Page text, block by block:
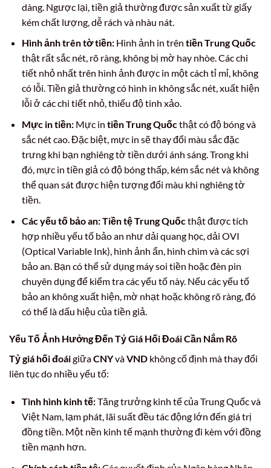
dàng. Ngược lại, tiền giả thường được sản xuất từ giấy
kém chất lượng, dễ rách và nhàu nát.
Hình ảnh trên tờ tiền:Hình ảnh in trên tiền Trung Quốc
thật rất sắc nét, rõ ràng, không bị mờ hay nhòe. Các chi
tiết nhỏ nhất trên hình ảnh được in một cách tỉ mỉ, không
có lỗi. Tiền giả thường có hình in không sắc nét, xuất hiện
lỗi ở các chi tiết nhỏ, thiếu độ tinh xảo.
Mực in tiền:Mực in tiền Trung Quốcthật có độ bóng và
sắc nét cao. Đặc biệt, mực in sẽ thay đổi màu sắc đặc
trưng khi bạn nghiêng tờ tiền dưới ánh sáng. Trong khi
đó, mực in tiền giả có độ bóng thấp, kém sắc nét và không
thể quan sát được hiện tượng đổi màu khi nghiêng tờ
tiền.
Các yếu tố bảo an:Tiền tệ Trung Quốcthật được tích
hợp nhiều yếu tố bảo an như dải quang học, dải OVI
(Optical Variable Ink), hình ảnh ẩn, hình chìm và các sợi
bảo an. Bạn có thể sử dụng máy soi tiền hoặc đèn pin
chuyên dụng để kiểm tra các yếu tố này. Nếu các yếu tố
bảo an không xuất hiện, mờ nhạt hoặc không rõ ràng, đó
có thể là dấu hiệu của tiền giả.
Yếu Tố Ảnh Hưởng Đến Tỷ Giá Hối Đoái Cần Nắm Rõ
Tỷ giá hối đoáigiữaCNYvàVND không cố định mà thay đổi
liên tục do nhiều yếu tố:
Tình hình kinh tế:Tăng trưởng kinh tế của Trung Quốc và
Việt Nam, lạm phát, lãi suất đều tác động lớn đến giá trị
đồng tiền. Một nền kinh tế mạnh thường đi kèm với đồng
tiền mạnh hơn.